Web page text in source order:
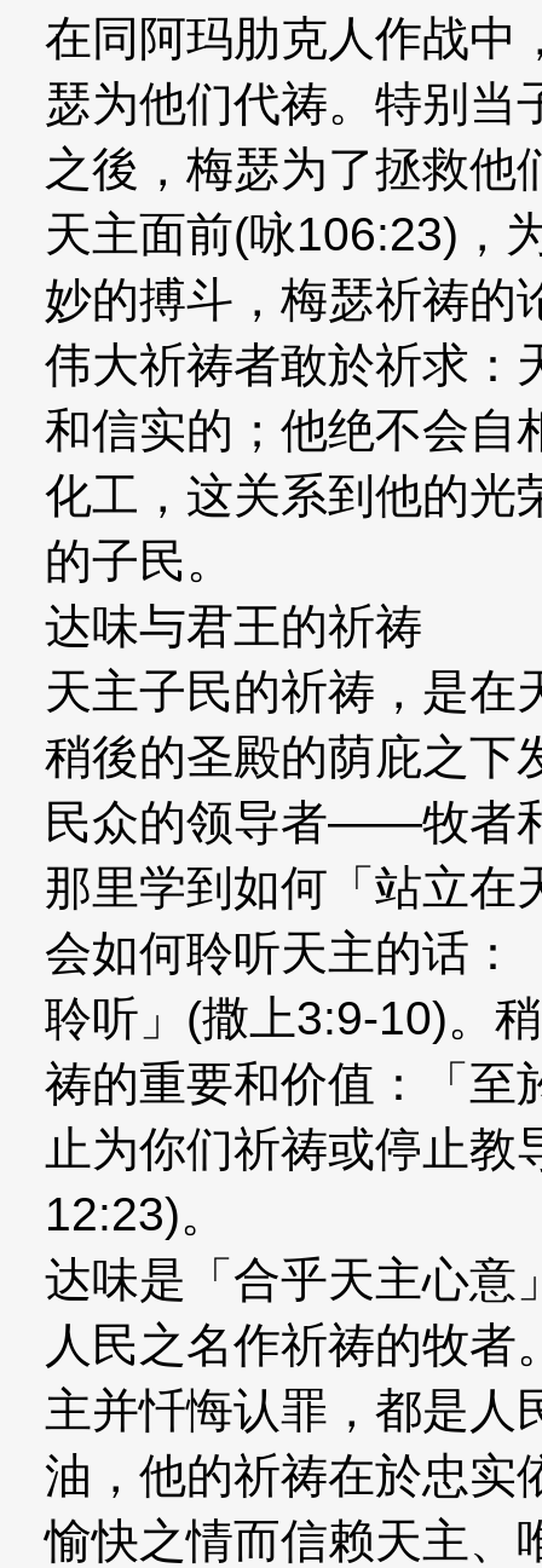
在同阿玛肋克人作战中
瑟为他们代祷。特别当
之後，梅瑟为了拯救他
天主面前(咏106:23)，
妙的搏斗，梅瑟祈祷的
伟大祈祷者敢於祈求：
和信实的；他绝不会自
化工，这关系到他的光
的子民。
达味与君王的祈祷
天主子民的祈祷，是在
稍後的圣殿的荫庇之下
民众的领导者——牧者
那里学到如何「站立在
会如何聆听天主的话：
聆听」(撒上3:9-10)。
祷的重要和价值：「至
止为你们祈祷或停止
12:23)。
达味是「合乎天主心意
人民之名作祈祷的牧
主并忏悔认罪，都是人
油，他的祈祷在於忠实
愉快之情而信赖天主、